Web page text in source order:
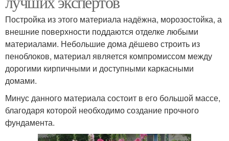
Постройка из этого материала надёжна, морозостойка, а
внешние поверхности поддаются отделке любыми
материалами. Небольшие дома дёшево строить из
пеноблоков, материал является компромиссом между
дорогими кирпичными и доступными каркасными
домами.
Минус данного материала состоит в его большой массе,
благодаря которой необходимо создание прочного
фундамента.